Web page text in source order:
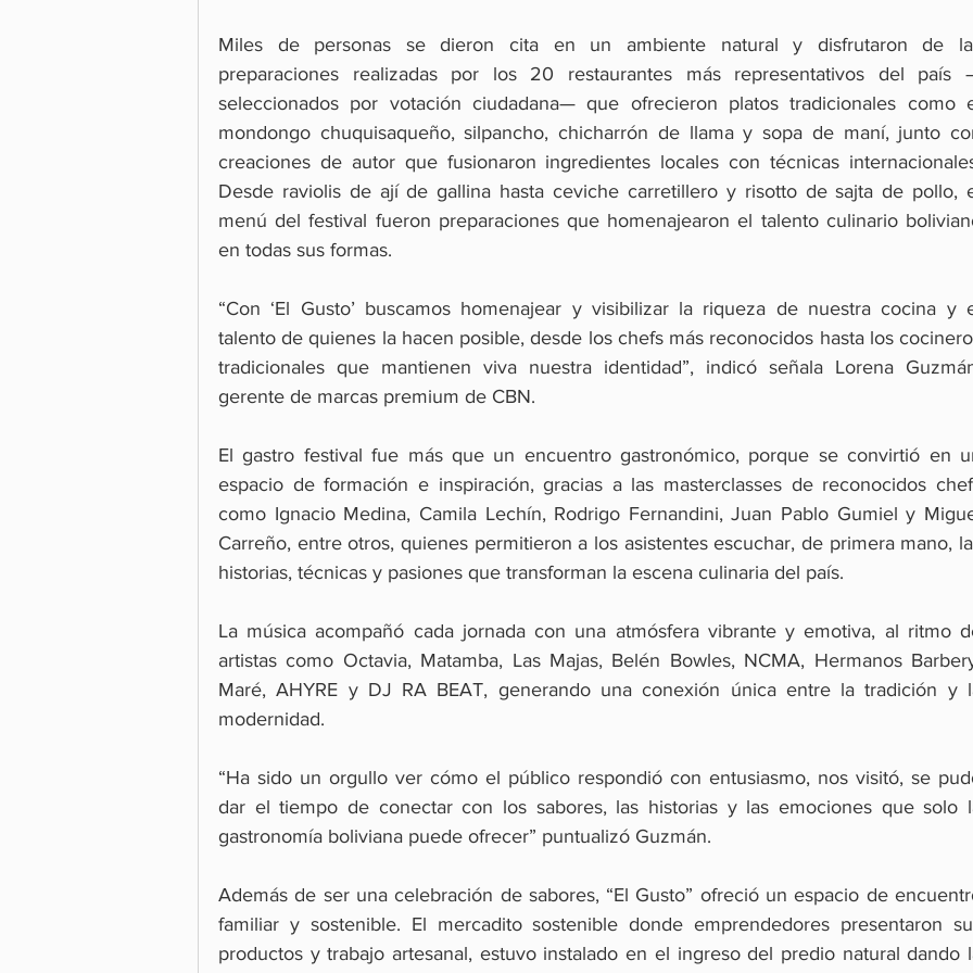
Miles de personas se dieron cita en un ambiente natural y disfrutaron de
preparaciones realizadas por los 20 restaurantes más representativos del país
seleccionados por votación ciudadana— que ofrecieron platos tradicionales como
mondongo chuquisaqueño, silpancho, chicharrón de llama y sopa de maní, junto
creaciones de autor que fusionaron ingredientes locales con técnicas
Desde raviolis de ají de gallina hasta ceviche carretillero y risotto de sajta de pollo,
menú del festival fueron preparaciones que homenajearon el talento culinario
en todas sus formas.
“Con ‘El Gusto’ buscamos homenajear y visibilizar la riqueza de nuestra cocina y
talento de quienes la hacen posible, desde los chefs más reconocidos hasta los
tradicionales que mantienen viva nuestra identidad”, indicó señala Lorena
gerente de marcas premium de CBN.
El gastro festival fue más que un encuentro gastronómico, porque se convirtió en
espacio de formación e inspiración, gracias a las masterclasses de reconocidos
como Ignacio Medina, Camila Lechín, Rodrigo Fernandini, Juan Pablo Gumiel y
Carreño, entre otros, quienes permitieron a los asistentes escuchar, de primera mano,
historias, técnicas y pasiones que transforman la escena culinaria del país.
La música acompañó cada jornada con una atmósfera vibrante y emotiva, al ritmo
artistas como Octavia, Matamba, Las Majas, Belén Bowles, NCMA, Hermanos
Maré, AHYRE y DJ RA BEAT, generando una conexión única entre la tradición y
modernidad.
“Ha sido un orgullo ver cómo el público respondió con entusiasmo, nos visitó, se
dar el tiempo de conectar con los sabores, las historias y las emociones que solo
gastronomía boliviana puede ofrecer” puntualizó Guzmán.
Además de ser una celebración de sabores, “El Gusto” ofreció un espacio de
familiar y sostenible. El mercadito sostenible donde emprendedores presentaron
productos y trabajo artesanal, estuvo instalado en el ingreso del predio natural dando